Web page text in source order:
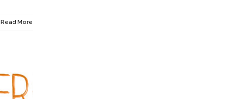
Read More